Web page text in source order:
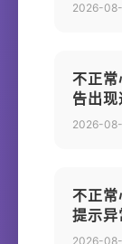
2026-
不正
告出
2026-
不正
提示
2026-